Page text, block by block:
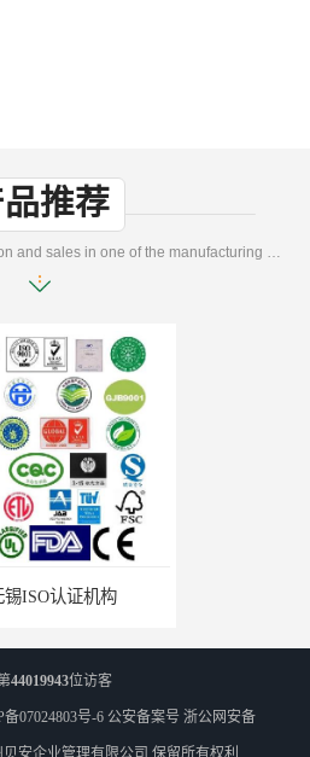
推荐
苏州ISO9001认证咨询
44019943位访客
备07024803号-6 公安备案号 浙公网安备
贝安企业管理有限公司 保留所有权利.